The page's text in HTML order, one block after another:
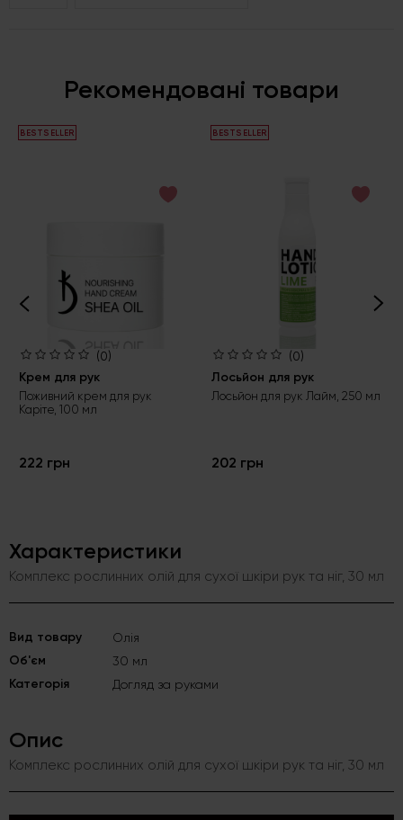
Рекомендовані товари
BESTSELLER
(0)
Крем для рук
Поживний крем для рук
Каріте, 100 мл
222 грн
BESTSELLER
(0)
Лосьйон для рук
Лосьйон для рук Лайм, 250 мл
202 грн
Характеристики
Комплекс рослинних олій для сухої шкіри рук та ніг, 30 мл
Вид товару Олія
Об'єм 30 мл
Категорія Догляд за руками
Опис
Комплекс рослинних олій для сухої шкіри рук та ніг, 30 мл